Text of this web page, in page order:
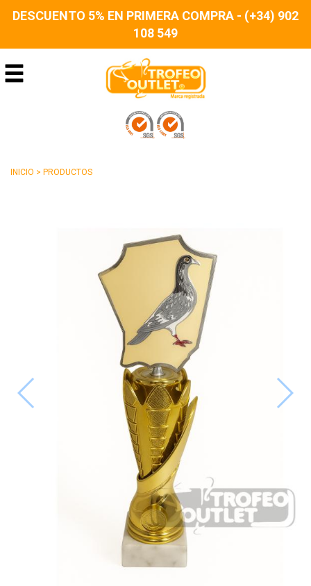
DESCUENTO 5% EN PRIMERA COMPRA - (+34) 902
108 549
INICIO > PRODUCTOS